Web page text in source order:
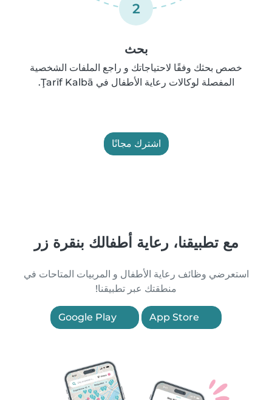
2
بحث
خصص بحثك وفقًا لاحتياجاتك و راجع الملفات الشخصية
المفصلة لوكالات رعاية الأطفال في Ţarīf Kalbā.
اشترك مجانًا
مع تطبيقنا، رعاية أطفالك بنقرة زر
استعرضي وظائف رعاية الأطفال و المربيات المتاحات في
منطقتك عبر تطبيقنا!